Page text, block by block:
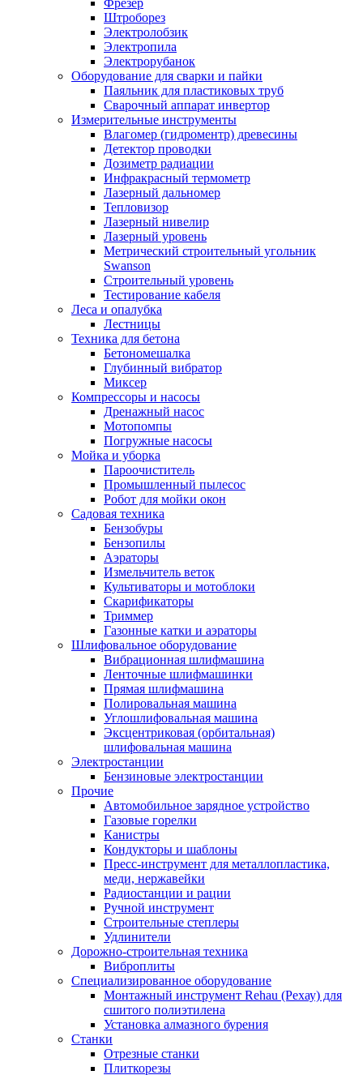
Фрезер
Штроборез
Электролобзик
Электропила
Электрорубанок
Оборудование для сварки и пайки
Паяльник для пластиковых труб
Сварочный аппарат инвертор
Измерительные инструменты
Влагомер (гидроментр) древесины
Детектор проводки
Дозиметр радиации
Инфракрасный термометр
Лазерный дальномер
Тепловизор
Лазерный нивелир
Лазерный уровень
Метрический строительный угольник
Swanson
Строительный уровень
Тестирование кабеля
Леса и опалубка
Лестницы
Техника для бетона
Бетономешалка
Глубинный вибратор
Миксер
Компрессоры и насосы
Дренажный насос
Мотопомпы
Погружные насосы
Мойка и уборка
Пароочиститель
Промышленный пылесос
Робот для мойки окон
Садовая техника
Бензобуры
Бензопилы
Аэраторы
Измельчитель веток
Культиваторы и мотоблоки
Скарификаторы
Триммер
Газонные катки и аэраторы
Шлифовальное оборудование
Вибрационная шлифмашина
Ленточные шлифмашинки
Прямая шлифмашина
Полировальная машина
Углошлифовальная машина
Эксцентриковая (орбитальная)
шлифовальная машина
Электростанции
Бензиновые электростанции
Прочие
Автомобильное зарядное устройство
Газовые горелки
Канистры
Кондукторы и шаблоны
Пресс-инструмент для металлопластика,
меди, нержавейки
Радиостанции и рации
Ручной инструмент
Строительные степлеры
Удлинители
Дорожно-строительная техника
Виброплиты
Специализированное оборудование
Монтажный инструмент Rehau (Рехау) для
сшитого полиэтилена
Установка алмазного бурения
Станки
Отрезные станки
Плиткорезы